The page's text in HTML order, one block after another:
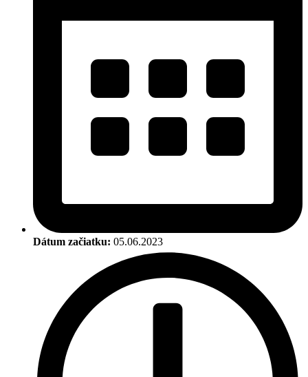
Dátum začiatku: 05.06.2023